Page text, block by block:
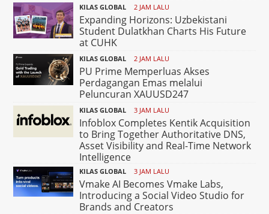
KILAS GLOBAL 2 JAM LALU
Expanding Horizons: Uzbekistani
Student Dulatkhan Charts His Future
at CUHK
KILAS GLOBAL 2 JAM LALU
PU Prime Memperluas Akses
Perdagangan Emas melalui
Peluncuran XAUUSD247
KILAS GLOBAL 3 JAM LALU
Infoblox Completes Kentik Acquisition
to Bring Together Authoritative DNS,
Asset Visibility and Real-Time Network
Intelligence
KILAS GLOBAL 3 JAM LALU
Vmake AI Becomes Vmake Labs,
Introducing a Social Video Studio for
Brands and Creators